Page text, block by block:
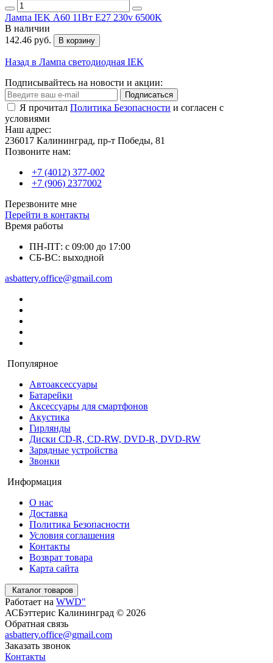
Лампа IEK А60 11Вт Е27 230v 6500K
В наличии
142.46 руб.
В корзину
Назад в Лампа светодиодная IEK
Подписывайтесь на новости и акции:
Подписаться
Я прочитал Политика Безопасности и согласен с
условиями
Наш адрес:
236017 Калининград,​ пр-т Победы, 81
Позвоните нам:
+7 (4012) 377-002
+7 (906) 2377002
Перезвоните мне
Перейти в контакты
Время работы
ПН-ПТ: с 09:00 до 17:00
СБ-ВС: выходной
asbattery.office@gmail.com
Популярное
Автоаксессуары
Батарейки
Аксессуары для смартфонов
Акустика
Гирлянды
Диски CD-R, CD-RW, DVD-R, DVD-RW
Зарядные устройства
Звонки
Информация
О нас
Доставка
Политика Безопасности
Условия соглашения
Контакты
Возврат товара
Карта сайта
Каталог товаров
Работает на WWD"
АСБэттерис Калининград © 2026
Обратная связь
asbattery.office@gmail.com
Заказать звонок
Контакты